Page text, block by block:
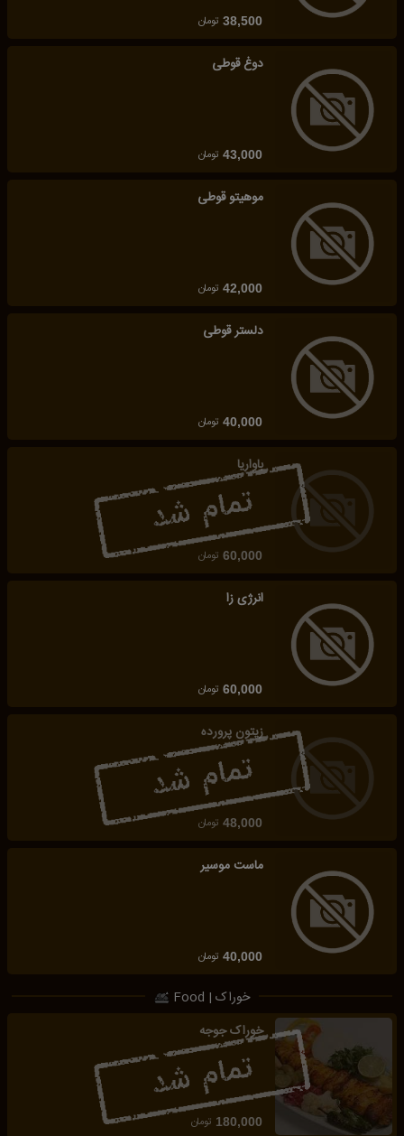
38,500 تومان
دوغ قوطی
43,000 تومان
موهیتو قوطی
42,000 تومان
دلستر قوطی
40,000 تومان
باواریا
60,000 تومان
انرژی زا
60,000 تومان
زیتون پرورده
48,000 تومان
ماست موسیر
40,000 تومان
خوراک | Food
خوراک جوجه
180,000 تومان